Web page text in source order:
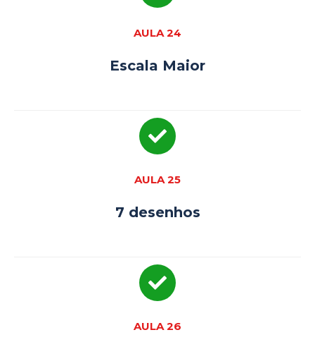
AULA 24
Escala Maior
AULA 25
7 desenhos
AULA 26